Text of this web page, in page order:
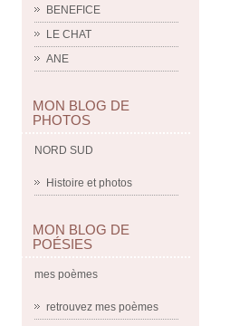
BENEFICE
LE CHAT
ANE
MON BLOG DE
PHOTOS
NORD SUD
Histoire et photos
MON BLOG DE
POÉSIES
mes poèmes
retrouvez mes poèmes